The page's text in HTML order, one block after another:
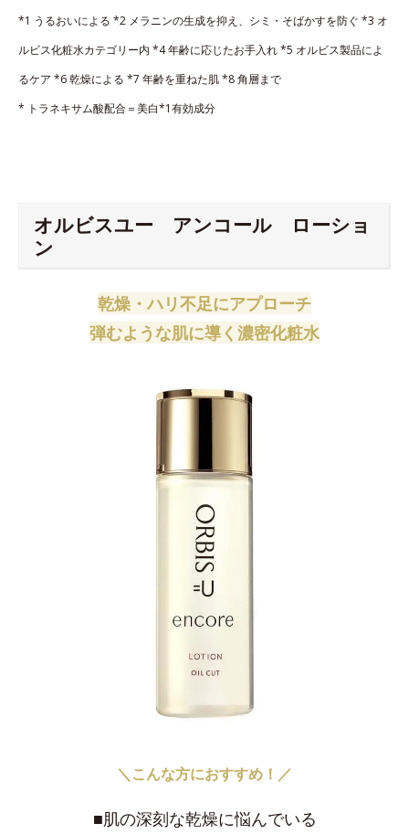
*1 うるおいによる *2 メラニンの生成を抑え、シミ・そばかすを防ぐ *3 オ
ルビス化粧水カテゴリー内 *4 年齢に応じたお手入れ*5 オルビス製品によ
るケア *6 乾燥による *7 年齢を重ねた肌*8 角層まで
* トラネキサム酸配合＝美白*1有効成分
オルビスユー アンコール ローショ
ン
乾燥・ハリ不足にアプローチ
弾むような肌に導く濃密化粧水
＼こんな方におすすめ！／
■肌の深刻な乾燥に悩んでいる